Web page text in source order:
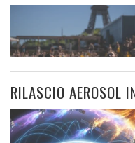
RILASCIO AEROSOL